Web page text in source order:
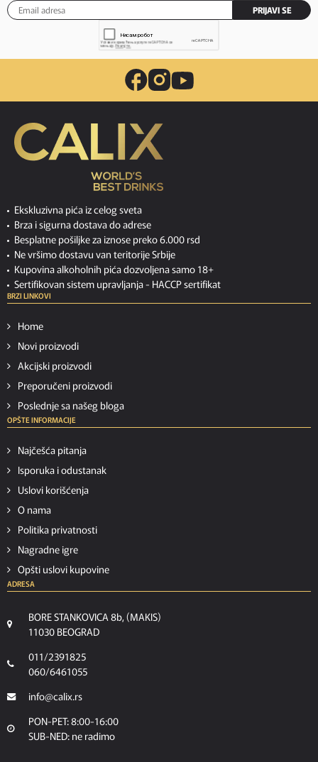
PRIJAVI SE
Ekskluzivna pića iz celog sveta
Brza i sigurna dostava do adrese
Besplatne pošiljke za iznose preko 6.000 rsd
Ne vršimo dostavu van teritorije Srbije
Kupovina alkoholnih pića dozvoljena samo 18+
Sertifikovan sistem upravljanja - HACCP sertifikat
BRZI LINKOVI
Home
Novi proizvodi
Akcijski proizvodi
Preporučeni proizvodi
Poslednje sa našeg bloga
OPŠTE INFORMACIJE
Najčešća pitanja
Isporuka i odustanak
Uslovi korišćenja
O nama
Politika privatnosti
Nagradne igre
Opšti uslovi kupovine
ADRESA
BORE STANKOVICA 8b, (MAKIS)
11030 BEOGRAD
011/2391825
060/6461055
info@calix.rs
PON-PET: 8:00-16:00
SUB-NED: ne radimo